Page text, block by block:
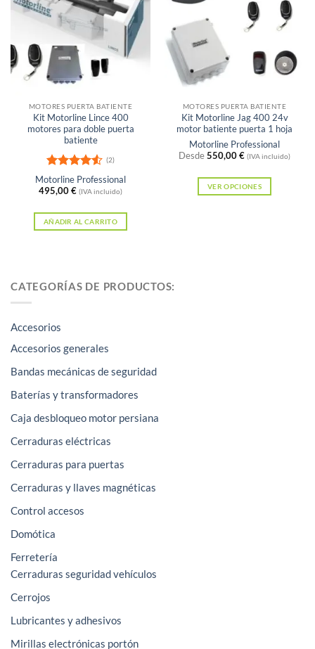
Las
opciones
se
pueden
elegir
la
página
de
producto
variantes.
Las
pueden
en
la
página
de
MOTORES PUERTA BATIENTE
Kit Motorline Lince 400
motores para doble puerta
batiente
Valorado
con4.5
de 5
(2)
Motorline Professional
495,00€ (IVA incluido)
AÑADIR AL CARRITO
MOTORES PUERTA BATIENTE
Kit Motorline Jag 400 24v
motor batiente puerta 1 hoja
Motorline Professional
Desde550,00€ (IVA incluido)
VER OPCIONES
CATEGORÍAS DE PRODUCTOS:
Accesorios
Accesorios generales
Bandas mecánicas de seguridad
Baterías y transformadores
Caja desbloqueo motor persiana
Cerraduras eléctricas
Cerraduras para puertas
Cerraduras y llaves magnéticas
Control accesos
Domótica
Ferretería
Cerraduras seguridad vehículos
Cerrojos
Lubricantes y adhesivos
Mirillas electrónicas portón